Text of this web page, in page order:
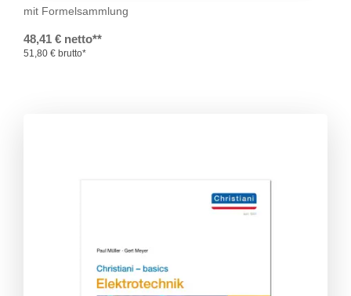
mit Formelsammlung
48,41 € netto**
51,80 € brutto*